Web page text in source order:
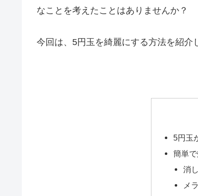
なことを考えたことはありませんか？
今回は、5円玉を綺麗にする方法を紹介
5円玉
簡単
消
メ